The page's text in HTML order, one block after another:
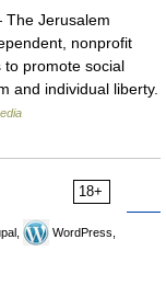
Jerusalem
nonprofit
to promote social
and individual liberty.
18+
WordPress,